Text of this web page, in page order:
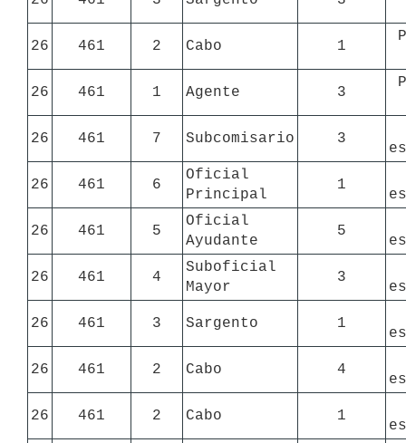
26 461 2 Cabo 1
26 461 1 Agente 3
26 461 7 Subcomisario 3
26 461 6
Oficial
Principal
1
26 461 5
Oficial
Ayudante
5
26 461 4
Suboficial
Mayor
3
26 461 3 Sargento 1
26 461 2 Cabo 4
26 461 2 Cabo 1